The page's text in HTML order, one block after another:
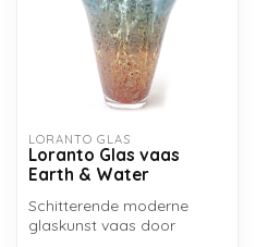
LORANTO GLAS
Loranto Glas vaas
Earth & Water
Schitterende moderne
glaskunst vaas door